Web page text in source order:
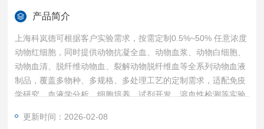
产品简介
上海科岚德可根据客户实验需求，按需定制0.5%~50% 任意浓度
动物红细胞，同时提供动物抗凝全血、动物血浆、动物白细胞、
动物血清、脱纤维动物血、裂解动物脱纤维血等全系列动物血液
制品，覆盖多物种、多规格、多处理工艺的定制需求，适配免疫
学研究、血液学分析、细胞培养、试剂开发、溶血性检测等实验
我们坚持源头质控 + 按需定制 + 高效交付的核心优势，所有产品
更新时间：2026-02-08